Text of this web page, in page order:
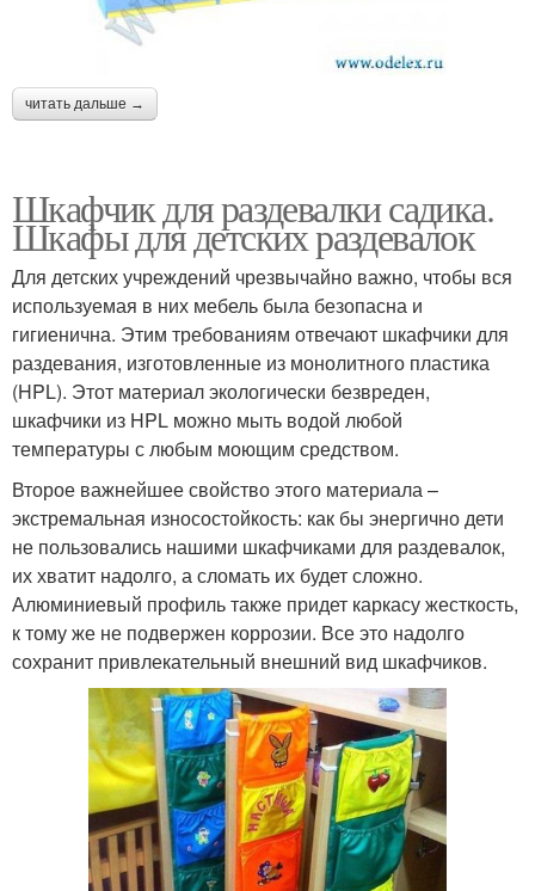
читать дальше →
Шкафчик для раздевалки садика.
Шкафы для детских раздевалок
Для детских учреждений чрезвычайно важно, чтобы вся
используемая в них мебель была безопасна и
гигиенична. Этим требованиям отвечают шкафчики для
раздевания, изготовленные из монолитного пластика
(HPL). Этот материал экологически безвреден,
шкафчики из HPL можно мыть водой любой
температуры с любым моющим средством.
Второе важнейшее свойство этого материала –
экстремальная износостойкость: как бы энергично дети
не пользовались нашими шкафчиками для раздевалок,
их хватит надолго, а сломать их будет сложно.
Алюминиевый профиль также придет каркасу жесткость,
к тому же не подвержен коррозии. Все это надолго
сохранит привлекательный внешний вид шкафчиков.